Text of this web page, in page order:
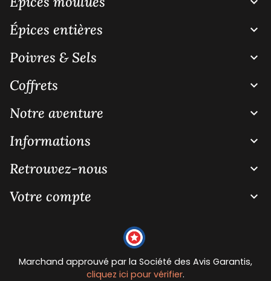
Épices entières 
Poivres & Sels 
Coffrets 
Notre aventure 
Informations 
Retrouvez-nous 
Votre compte 
Marchand approuvé par la Société des Avis Garantis,
cliquez ici pour vérifier.